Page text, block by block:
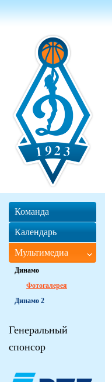
Команда
Календарь
Мультимедиа
Динамо
Фотогалерея
Динамо 2
Генеральный
спонсор